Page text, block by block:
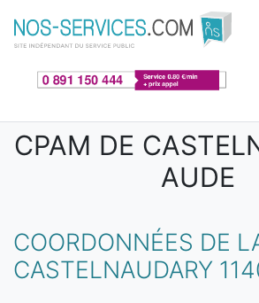
Aller au contenu principal
CPAM DE
AUDE
COORDONNÉES DE
CASTELNAUDARY